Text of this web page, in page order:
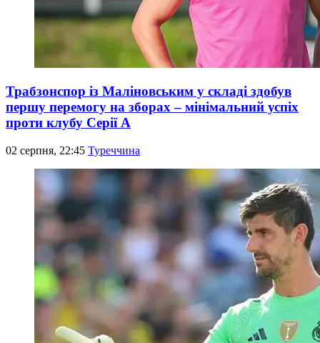
Трабзонспор із Маліновським у складі здобув
першу перемогу на зборах – мінімальний успіх
проти клубу Серії А
02 серпня, 22:45 Туреччина